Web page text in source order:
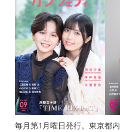
毎月第1月曜日発行。東京都